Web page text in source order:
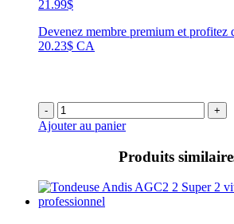
21.99$
Devenez membre premium et profitez
20.23$ CA
- +
Ajouter au panier
Produits